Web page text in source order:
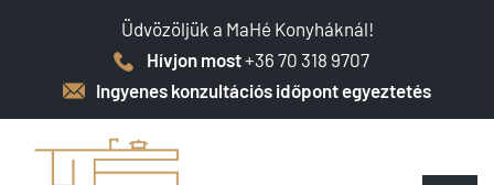
Üdvözöljük a MaHé Konyháknál!
Hívjon most+36 70 318 9707
Ingyenes konzultációs időpont egyeztetés